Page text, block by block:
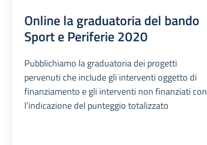
Online la graduatoria del bando
Sport e Periferie 2020
Pubblichiamo la graduatoria dei progetti
pervenuti che include gli interventi oggetto di
finanziamento e gli interventi non finanziati con
l’indicazione del punteggio totalizzato